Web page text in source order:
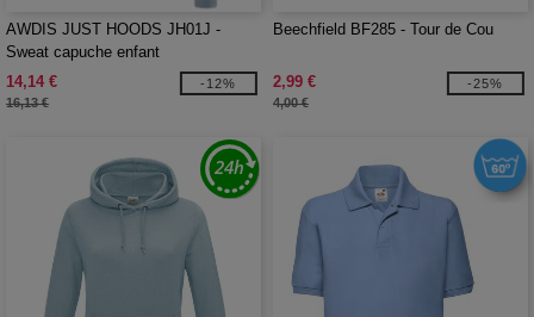
AWDIS JUST HOODS JH01J -
Sweat capuche enfant
14,14 €
16,13 €
-12%
Beechfield BF285 - Tour de Cou
2,99 €
4,00 €
-25%